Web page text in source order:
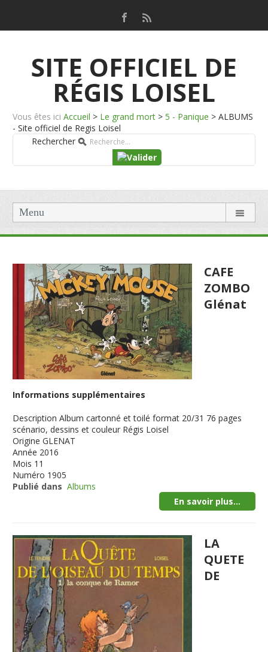
SITE OFFICIEL DE
RÉGIS LOISEL
Vous êtes ici Accueil > Le grand mort > 5 - Panique > ALBUMS
- Site officiel de Regis Loisel
Rechercher
Menu
CAFE
ZOMBO
Glénat
Informations supplémentaires
Description Album cartonné et toilé format 20/31 76 pages
scénario, dessins et couleur Régis Loisel
Origine GLENAT
Année 2016
Mois 11
Numéro 1905
Publié dans Albums
En savoir plus...
LA
QUETE
DE